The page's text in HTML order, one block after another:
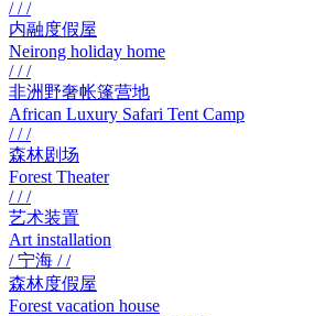
/ / /
内融度假屋
Neirong holiday home
/ / /
非洲野奢帐篷营地
African Luxury Safari Tent Camp
/ / /
森林剧场
Forest Theater
/ / /
艺术装置
Art installation
/ 宁海 / /
森林度假屋
Forest vacation house